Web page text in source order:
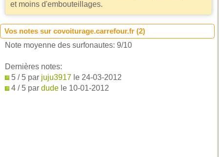
et moins d'embouteillages.
Vos notes sur covoiturage.carrefour.fr (2)
Note moyenne des surfonautes: 9/10
Dernières notes:
5 / 5 par juju3917 le 24-03-2012
4 / 5 par dude le 10-01-2012